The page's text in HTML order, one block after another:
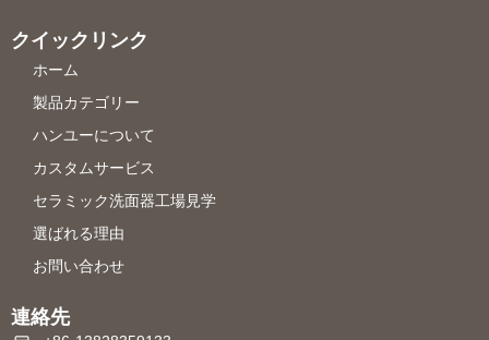
クイックリンク
ホーム
製品カテゴリー
ハンユーについて
カスタムサービス
セラミック洗面器工場見学
選ばれる理由
お問い合わせ
連絡先